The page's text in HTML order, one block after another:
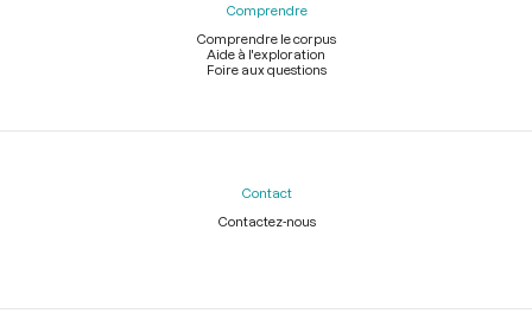
Comprendre
Comprendre le corpus
Aide à l'exploration
Foire aux questions
Contact
Contactez-nous
Légal